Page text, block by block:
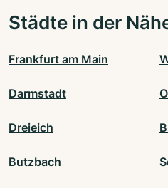
Städte in der
Frankfurt am Main
Darmstadt
Dreieich
Butzbach